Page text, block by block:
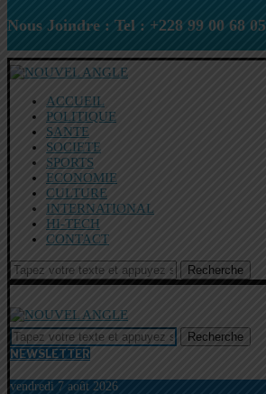
Nous Joindre : Tel : +228 99 00 68 05
ACCUEIL
POLITIQUE
SANTE
SOCIETE
SPORTS
ECONOMIE
CULTURE
INTERNATIONAL
HI-TECH
CONTACT
Recherche
Recherche
NEWSLETTER
vendredi 7 août 2026